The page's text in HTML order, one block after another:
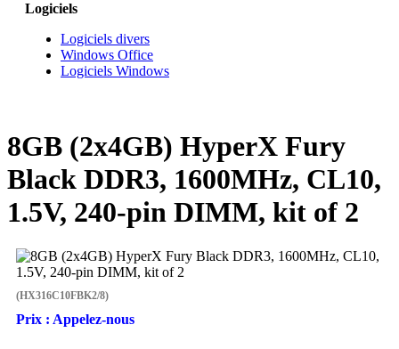
Logiciels
Logiciels divers
Windows Office
Logiciels Windows
8GB (2x4GB) HyperX Fury
Black DDR3, 1600MHz, CL10,
1.5V, 240-pin DIMM, kit of 2
(HX316C10FBK2/8)
Prix : Appelez-nous